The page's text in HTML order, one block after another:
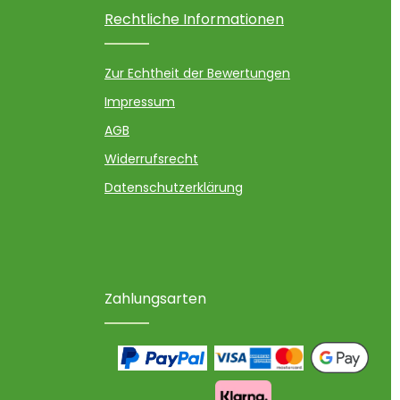
Rechtliche Informationen
Zur Echtheit der Bewertungen
Impressum
AGB
Widerrufsrecht
Datenschutzerklärung
Zahlungsarten